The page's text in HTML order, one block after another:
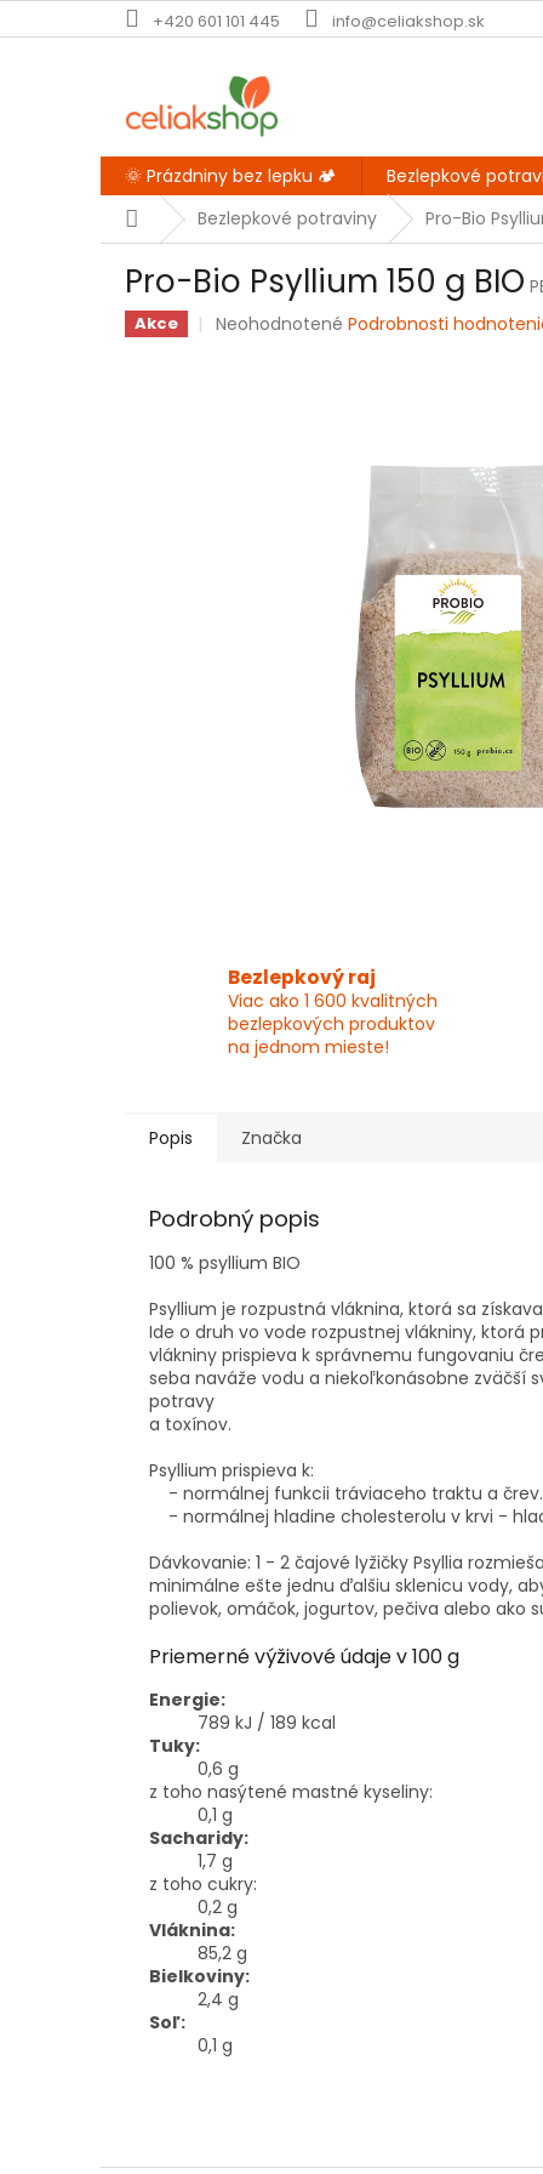
na
+420 601 101 445 info@celiakshop.sk
🌞 Prázdniny bez lepku 🏕️
Bezlepkové
DomovBezlepkové potraviny Pro-Bio
Pro-Bio Psyllium 150 g BIO
Akce
Priemerné
Neohodnotené Podrobnosti
Bezlepkový raj
Viac ako 1 600 kvalitných
bezlepkových produktov
na jednom mieste!
Popis Značka
Podrobný popis
100 % psyllium BIO
Psyllium je rozpustná vláknina, ktorá sa
Ide o druh vo vode rozpustnej vlákniny, ktorá
vlákniny prispieva k správnemu fungovaniu
seba naváže vodu a niekoľkonásobne zväčší
potravy
a
Psyllium prispieva k:
- normálnej funkcii tráviaceho traktu a črev.
- normálnej hladine cholesterolu v krvi -
Dávkovanie: 1 - 2 čajové lyžičky Psyllia
minimálne ešte jednu ďalšiu sklenicu vody,
polievok, omáčok, jogurtov, pečiva alebo
Priemerné výživové údaje v 100 g
Energie:
789 kJ / 189 kcal
Tuky:
0,6 g
z toho nasýtené mastné kyseliny:
0,1 g
Sacharidy:
1,7 g
z toho cukry:
0,2 g
Vláknina:
85,2 g
Bielkoviny:
2,4 g
Soľ:
0,1 g